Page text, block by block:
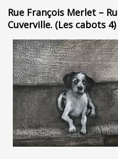
Rue François Merlet –
Cuverville. (Les cabots 4)